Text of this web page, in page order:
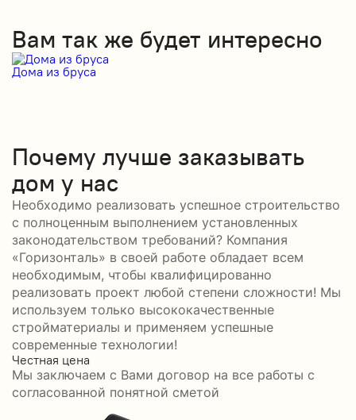
Вам так же будет интересно
Дома из бруса
Почему лучше заказывать
дом у нас
Необходимо реализовать успешное строительство
с полноценным выполнением установленных
законодательством требований? Компания
«Горизонталь» в своей работе обладает всем
необходимым, чтобы квалифицированно
реализовать проект любой степени сложности! Мы
используем только высококачественные
стройматериалы и применяем успешные
современные технологии!
Честная цена
Мы заключаем с Вами договор на все работы с
согласованной понятной сметой